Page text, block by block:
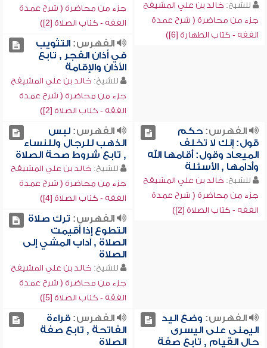
للشيخ: خالد بن علي المشيقح
جزء من محاضرة ( شرح عمدة
الفقه - كتاب الطهارة [6])
جزء من محاضرة ( شرح عمدة
الفقه - كتاب الصلاة [2])
الفهرس:التثويب
في أذان الفجر , تابع
الأذان والإقامة
للشيخ: خالد بن علي المشيقح
جزء من محاضرة ( شرح عمدة
الفقه - كتاب الصلاة [2])
الفهرس:حكم
قول: إنك لا تخلف
الميعاد وقول: أقامها الله
وأدامها , الأسئلة
للشيخ: خالد بن علي المشيقح
جزء من محاضرة ( شرح عمدة
الفقه - كتاب الصلاة [2])
الفهرس:لبس
الذهب للرجال وللنساء
, تابع شروط صحة الصلاة
للشيخ: خالد بن علي المشيقح
جزء من محاضرة ( شرح عمدة
الفقه - كتاب الصلاة [4])
الفهرس: ترك صلاة
التطوع إذا أقيمت
الصلاة , آداب المشي إلى
الصلاة
للشيخ: خالد بن علي المشيقح
جزء من محاضرة ( شرح عمدة
الفقه - كتاب الصلاة [5])
الفهرس: وضع اليد
اليمنى على اليسرى
حال القيام , تابع صفة
الفهرس:قراءة
الفاتحة , تابع صفة
الصلاة